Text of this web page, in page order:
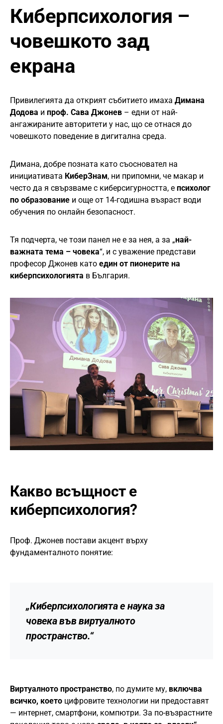
Киберпсихология –
човешкото зад
екрана
Привилегията да открият събитието имаха Димана
Додова и проф. Сава Джонев – едни от най-
ангажираните авторитети у нас, що се отнася до
човешкото поведение в дигитална среда.
Димана, добре позната като съосновател на
инициативата КиберЗнам, ни припомни, че макар и
често да я свързваме с киберсигурността, е психолог
по образование и още от 14-годишна възраст води
обучения по онлайн безопасност.
Тя подчерта, че този панел не е за нея, а за „най-
важната тема – човека“, и с уважение представи
професор Джонев като един от пионерите на
киберпсихологията в България.
Какво всъщност е
киберпсихология?
Проф. Джонев постави акцент върху
фундаменталното понятие:
„Киберпсихологията е наука за
човека във виртуалното
пространство.“
Виртуалното пространство, по думите му, включва
всичко, което цифровите технологии ни предоставят
— интернет, смартфони, компютри. За по-възрастните